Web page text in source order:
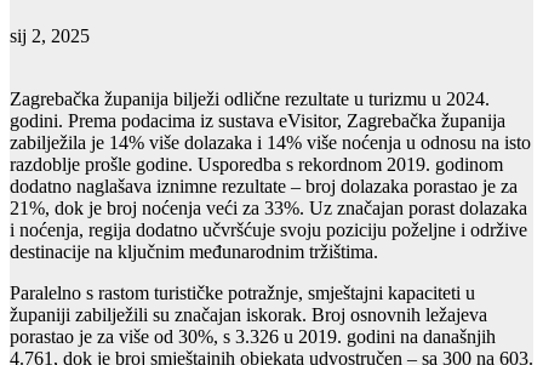
sij 2, 2025
Zagrebačka županija bilježi odlične rezultate u turizmu u 2024.
godini. Prema podacima iz sustava eVisitor, Zagrebačka županija
zabilježila je 14% više dolazaka i 14% više noćenja u odnosu na isto
razdoblje prošle godine. Usporedba s rekordnom 2019. godinom
dodatno naglašava iznimne rezultate – broj dolazaka porastao je za
21%, dok je broj noćenja veći za 33%. Uz značajan porast dolazaka
i noćenja, regija dodatno učvršćuje svoju poziciju poželjne i održive
destinacije na ključnim međunarodnim tržištima.
Paralelno s rastom turističke potražnje, smještajni kapaciteti u
županiji zabilježili su značajan iskorak. Broj osnovnih ležajeva
porastao je za više od 30%, s 3.326 u 2019. godini na današnjih
4.761, dok je broj smještajnih objekata udvostručen – sa 300 na 603.